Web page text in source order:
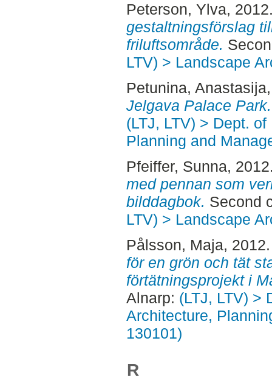
Peterson, Ylva,
gestaltningsförslag
friluftsområde.
LTV) > Landscape
Petunina, Anastasija
Jelgаvа Pаlасe Pаrk.
(LTJ, LTV) > Dept.
Planning and
Pfeiffer, Sunna,
med pennan som
bilddagbok. Second
LTV) > Landscape
Pålsson, Maja,
för en grön och tät
förtätningsprojekt i
Alnarp: (LTJ, LTV) >
Architecture,
130101)
R